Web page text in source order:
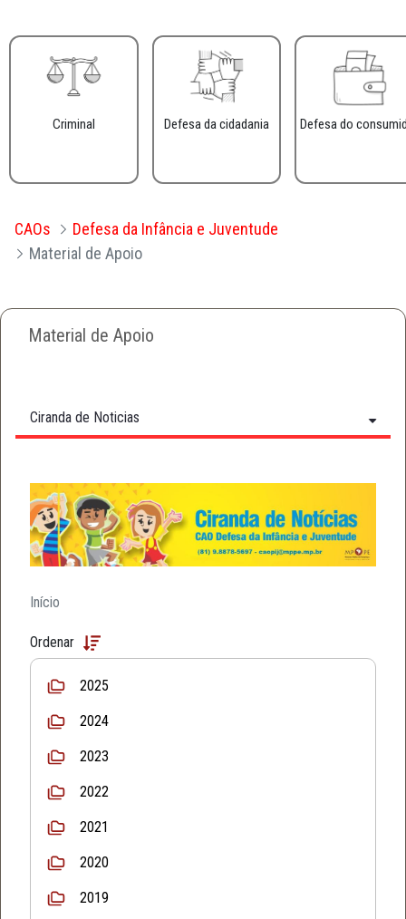
Criminal Defesa da cidadania Defesa do
CAOs
Defesa da Infância e Juventude
Material de Apoio
Material de Apoio
Ciranda de Noticias
Início
Ordenar
2025
2024
2023
2022
2021
2020
2019